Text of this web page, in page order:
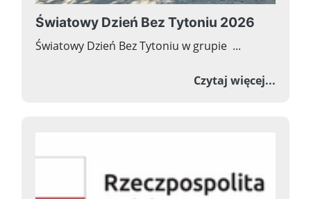
Światowy Dzień Bez Tytoniu 2026
Światowy Dzień Bez Tytoniu w grupie ...
Czytaj więcej...o